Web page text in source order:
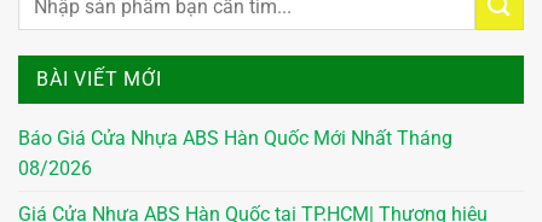
BÀI VIẾT MỚI
Báo Giá Cửa Nhựa ABS Hàn Quốc Mới Nhất Tháng
08/2026
Giá Cửa Nhựa ABS Hàn Quốc tại TP.HCM| Thương hiệu